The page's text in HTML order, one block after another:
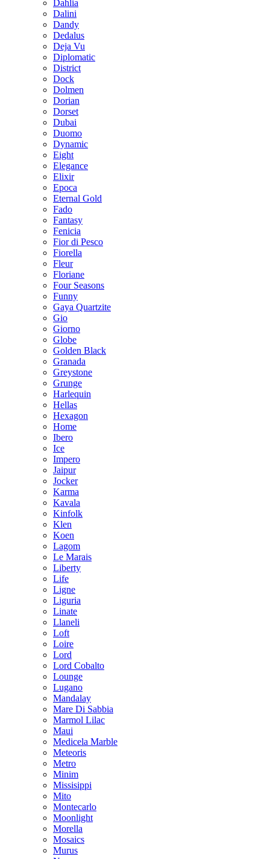
Dahlia
Dalini
Dandy
Dedalus
Deja Vu
Diplomatic
District
Dock
Dolmen
Dorian
Dorset
Dubai
Duomo
Dynamic
Eight
Elegance
Elixir
Epoca
Eternal Gold
Fado
Fantasy
Fenicia
Fior di Pesco
Fiorella
Fleur
Floriane
Four Seasons
Funny
Gaya Quartzite
Gio
Giorno
Globe
Golden Black
Granada
Greystone
Grunge
Harlequin
Hellas
Hexagon
Home
Ibero
Ice
Impero
Jaipur
Jocker
Karma
Kavala
Kinfolk
Klen
Koen
Lagom
Le Marais
Liberty
Life
Ligne
Liguria
Linate
Llaneli
Loft
Loire
Lord
Lord Cobalto
Lounge
Lugano
Mandalay
Mare Di Sabbia
Marmol Lilac
Maui
Medicela Marble
Meteoris
Metro
Minim
Missisippi
Mito
Montecarlo
Moonlight
Morella
Mosaics
Murus